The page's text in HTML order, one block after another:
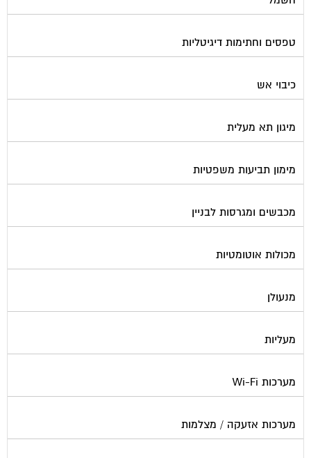
טפסים וחתימות דיגיטליות
כיבוי אש
מיגון תא מעלית
מימון תביעות משפטיות
מכבשים ומגרסות לבניין
מכולות אוטומטיות
מנעולן
מעליות
מערכות Wi-Fi
מערכות אזעקה / מצלמות